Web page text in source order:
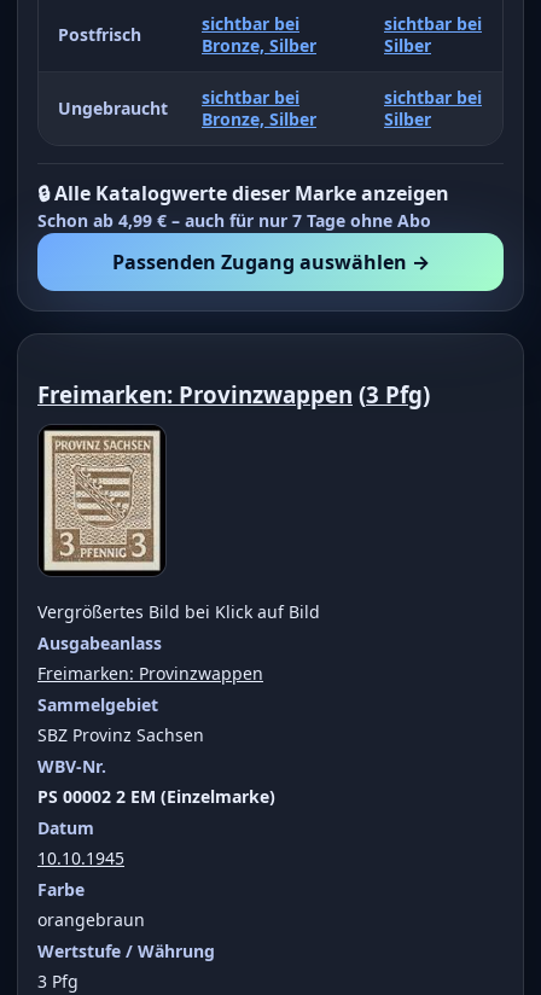
Postfrisch
sichtbar bei
Bronze, Silber
sichtbar bei
Silber
Ungebraucht
sichtbar bei
Bronze, Silber
sichtbar bei
Silber
🔒 Alle Katalogwerte dieser Marke anzeigen
Schon ab 4,99 € – auch für nur 7 Tage ohne Abo
Passenden Zugang auswählen →
Freimarken: Provinzwappen (3 Pfg)
Vergrößertes Bild bei Klick auf Bild
Ausgabeanlass
Freimarken: Provinzwappen
Sammelgebiet
SBZ Provinz Sachsen
WBV-Nr.
PS 00002 2 EM (Einzelmarke)
Datum
10.10.1945
Farbe
orangebraun
Wertstufe / Währung
3 Pfg